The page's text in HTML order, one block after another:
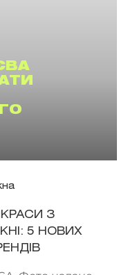
З
5 НОВИХ